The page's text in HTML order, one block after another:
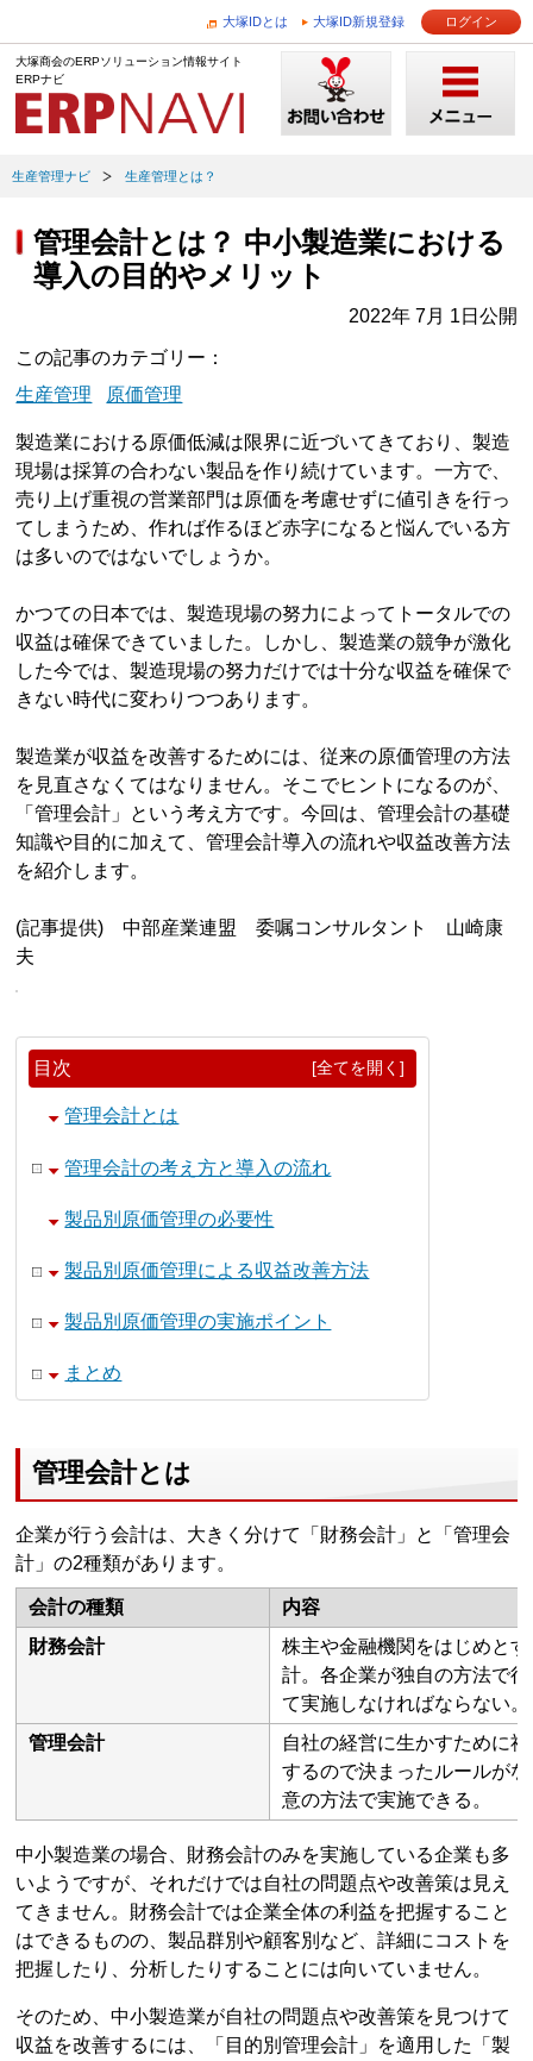
大塚IDとは 大塚ID新規登録 ログイン
大塚商会のERPソリューション情報サイト
ERPナビ
生産管理ナビ 生産管理とは？
管理会計とは？ 中小製造業における
導入の目的やメリット
2022年 7月 1日公開
この記事のカテゴリー
生産管理
原価管理
製造業における原価低減は限界に近づいてきており、製造
現場は採算の合わない製品を作り続けています。一方で、
売り上げ重視の営業部門は原価を考慮せずに値引きを行っ
てしまうため、作れば作るほど赤字になると悩んでいる方
は多いのではないでしょうか。
かつての日本では、製造現場の努力によってトータルでの
収益は確保できていました。しかし、製造業の競争が激化
した今では、製造現場の努力だけでは十分な収益を確保で
きない時代に変わりつつあります。
製造業が収益を改善するためには、従来の原価管理の方法
を見直さなくてはなりません。そこでヒントになるのが、
「管理会計」という考え方です。今回は、管理会計の基礎
知識や目的に加えて、管理会計導入の流れや収益改善方法
を紹介します。
(記事提供) 中部産業連盟 委嘱コンサルタント 山崎康
夫
目次 [全てを開く]
管理会計とは
管理会計の考え方と導入の流れ
製品別原価管理の必要性
製品別原価管理による収益改善方法
製品別原価管理の実施ポイント
まとめ
管理会計とは
企業が行う会計は、大きく分けて「財務会計」と「管理会
計」の2種類があります。
会計の種類
内容
財務会計
株主や金融機関をはじめと
計。各企業が独自の方法で
て実施しなければならない。
管理会計
自社の経営に生かすために
するので決まったルールが
意の方法で実施できる。
中小製造業の場合、財務会計のみを実施している企業も多
いようですが、それだけでは自社の問題点や改善策は見え
てきません。財務会計では企業全体の利益を把握すること
はできるものの、製品群別や顧客別など、詳細にコストを
把握したり、分析したりすることには向いていません。
そのため、中小製造業が自社の問題点や改善策を見つけて
収益を改善するには、「目的別管理会計」を適用した「製